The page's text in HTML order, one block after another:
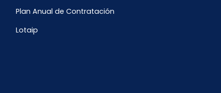
Plan Anual de Contratación
Lotaip